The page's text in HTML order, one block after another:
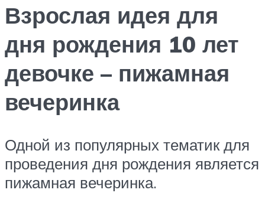
Взрослая идея для
дня рождения 10 лет
девочке – пижамная
вечеринка
Одной из популярных тематик для
проведения дня рождения является
пижамная вечеринка.